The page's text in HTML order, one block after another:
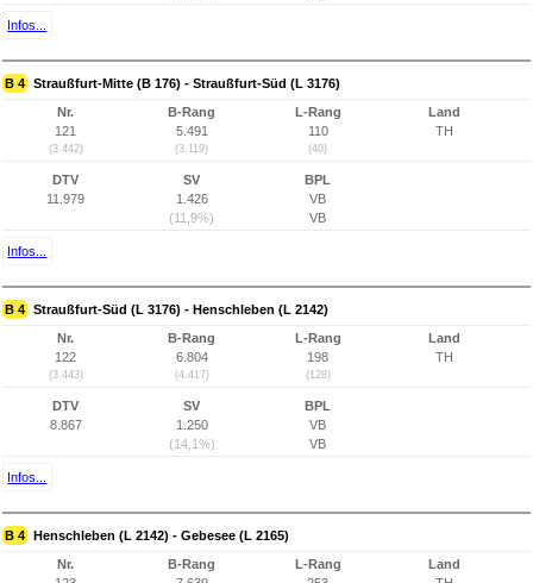
Infos...
B 4 Straußfurt-Mitte (B 176) - Straußfurt-Süd (L 3176)
Nr.
121
(3.442)
B-Rang
5.491
(3.119)
L-Rang
110
(40)
Land
TH
DTV
11.979
SV
1.426
(11,9%)
BPL
VB
VB
Infos...
B 4 Straußfurt-Süd (L 3176) - Henschleben (L 2142)
Nr.
122
(3.443)
B-Rang
6.804
(4.417)
L-Rang
198
(128)
Land
TH
DTV
8.867
SV
1.250
(14,1%)
BPL
VB
VB
Infos...
B 4 Henschleben (L 2142) - Gebesee (L 2165)
Nr.
B-Rang
L-Rang
Land